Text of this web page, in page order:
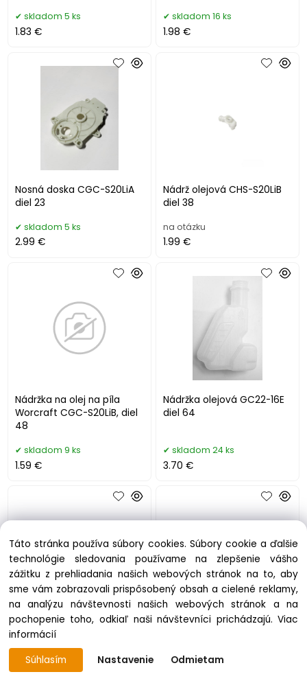
skladom 5 ks
1.83 €
skladom 16 ks
1.98 €
Nosná doska CGC-S20LiA
diel 23
skladom 5 ks
2.99 €
Nádrž olejová CHS-S20LiB
diel 38
na otázku
1.99 €
Nádržka na olej na píla
Worcraft CGC-S20LiB, diel
48
skladom 9 ks
1.59 €
Nádržka olejová GC22-16E
diel 64
skladom 24 ks
3.70 €
Nádržka palivová na
Worcraft GCS52-20D diel
34
skladom 8 ks
Náhon olejového čerpadla
Táto stránka používa súbory cookies. Súbory cookie a ďalšie
technológie sledovania používame na zlepšenie vášho
zážitku z prehliadania našich webových stránok na to, aby
sme vám zobrazovali prispôsobený obsah a cielené reklamy,
na analýzu návštevnosti našich webových stránok a na
pochopenie toho, odkiaľ naši návštevníci prichádzajú.Viac
informácií
Súhlasím
Nastavenie Odmietam